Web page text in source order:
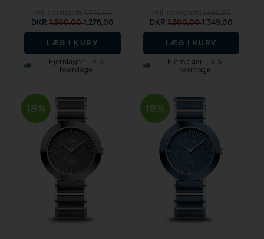
DKR 1.500,001.276,00
LÆG I KURV
Fjernlager - 3-5
hverdage
DKR 1.500,001.349,00
LÆG I KURV
Fjernlager - 3-5
hverdage
18% 18%